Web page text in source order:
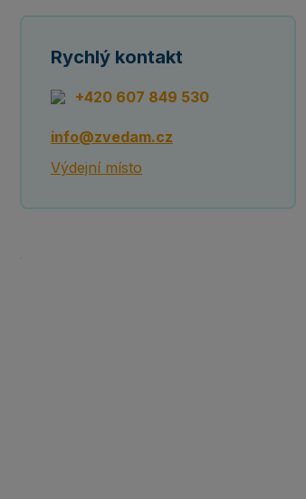
Rychlý kontakt
+420 607 849 530
info@zvedam.cz
Výdejní místo